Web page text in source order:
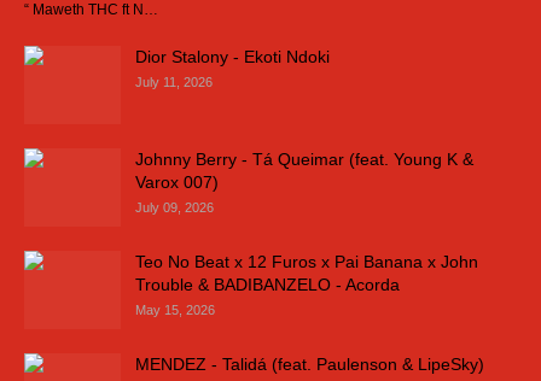
“ Maweth THC ft N…
Dior Stalony - Ekoti Ndoki
July 11, 2026
Johnny Berry - Tá Queimar (feat. Young K &
Varox 007)
July 09, 2026
Teo No Beat x 12 Furos x Pai Banana x John
Trouble & BADIBANZELO - Acorda
May 15, 2026
MENDEZ - Talidá (feat. Paulenson & LipeSky)